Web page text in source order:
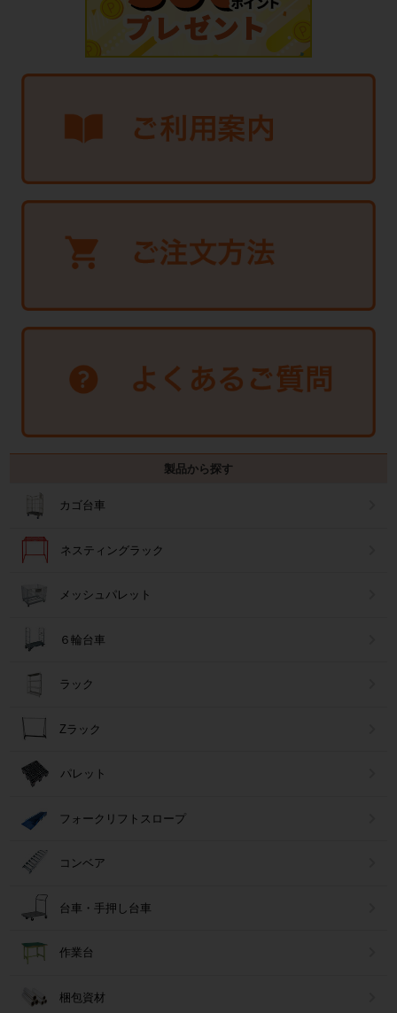
製品から探す
カゴ台車
ネスティングラック
メッシュパレット
６輪台車
ラック
Zラック
パレット
フォークリフトスロープ
コンベア
台車・手押し台車
作業台
梱包資材